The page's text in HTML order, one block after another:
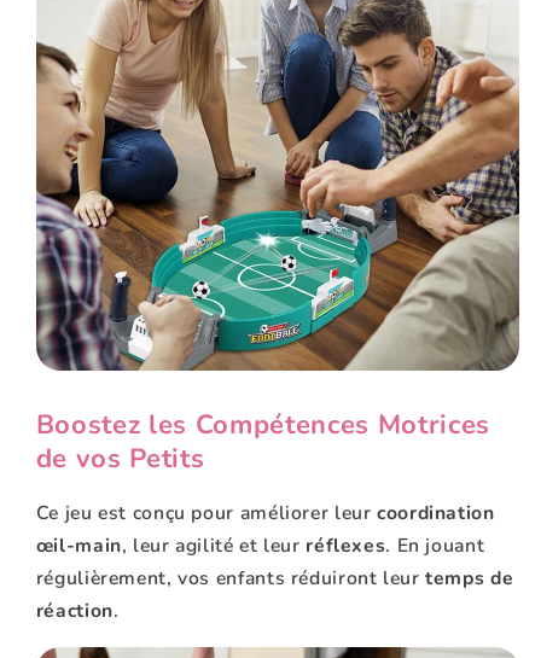
Boostez les Compétences Motrices
de vos Petits
Ce jeu est conçu pour améliorer leurcoordination
œil-main, leur agilité et leur réflexes. En jouant
régulièrement, vos enfants réduiront leurtemps de
réaction.